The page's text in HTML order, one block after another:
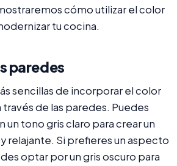
cómo utilizar el color
tu cocina.
paredes
sencillas de incorporar el color
través de las paredes. Puedes
un tono gris claro para crear un
relajante. Si prefieres un aspecto
optar por un gris oscuro para